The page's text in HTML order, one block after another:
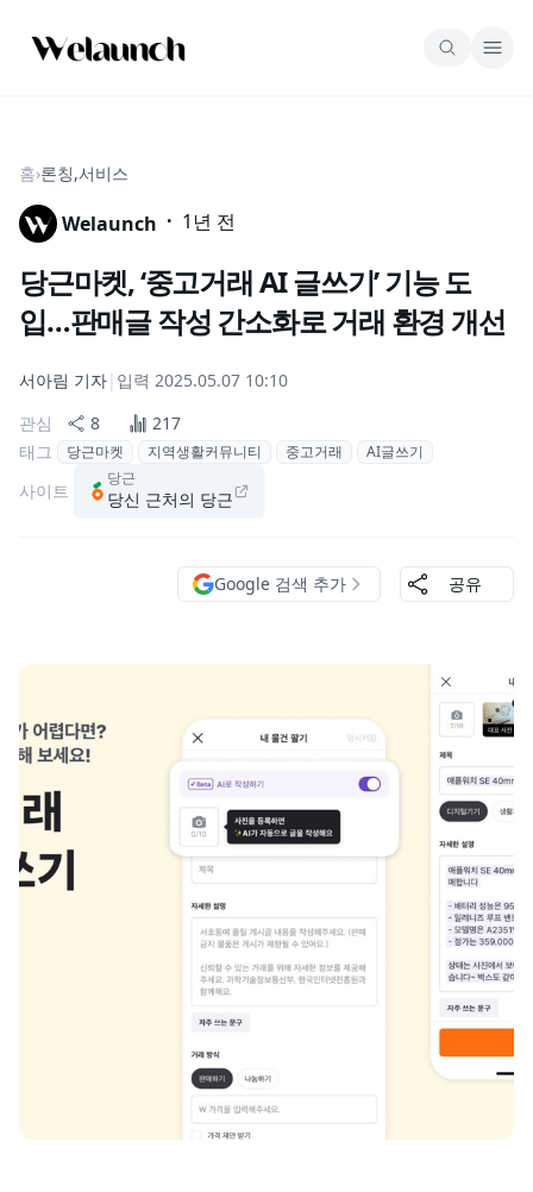
홈›론칭,서비스
Welaunch · 1년 전
당근마켓, ‘중고거래 AI 글쓰기’ 기능 도
입…판매글 작성 간소화로 거래 환경 개선
서아림 기자| 입력 2025.05.07 10:10
관심
8
217
태그
당근마켓 지역생활커뮤니티 중고거래 AI글쓰기
사이트
당근
당신 근처의 당근
Google 검색 추가 공유